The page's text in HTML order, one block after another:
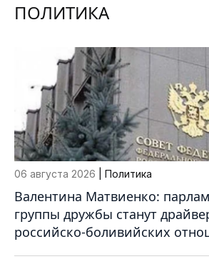
ПОЛИТИКА
06 августа 2026 | Политика
Валентина Матвиенко:
группы дружбы станут
российско-боливийских